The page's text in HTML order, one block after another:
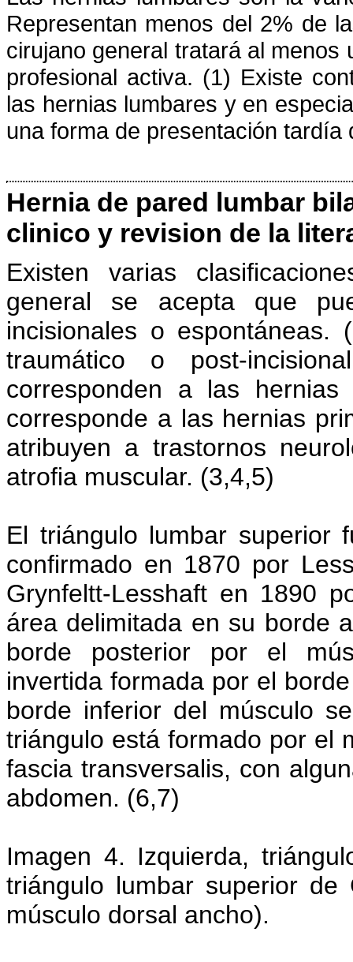
Representan menos del 2% de
cirujano general tratará al
profesional activa. (1) Existe
las hernias lumbares y en
una forma de presentación tardía
Hernia de pared lumbar
clinico y revision de la
Existen varias
general se acepta que
incisionales o
traumático o post-
corresponden a las
corresponde a las hernias
atribuyen a trastornos
atrofia muscular. (3,4,5)
El triángulo lumbar superior
confirmado en 1870 por
Grynfeltt-Lesshaft en 1890
área delimitada en su borde
borde posterior por el
invertida formada por el
borde inferior del músculo
triángulo está formado por el
fascia transversalis, con
abdomen. (6,7)
Imagen 4. Izquierda,
triángulo lumbar superior
músculo dorsal ancho).